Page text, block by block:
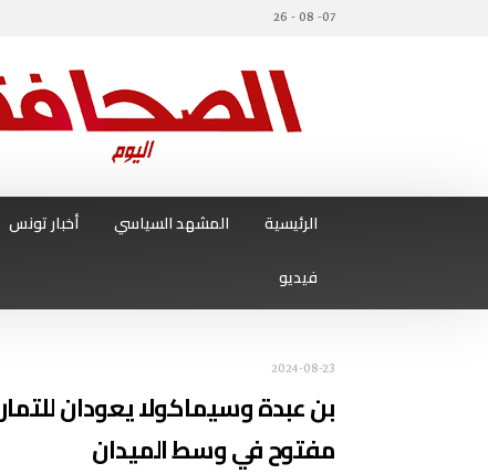
07- 08 - 26
الرئيسية المشهد السياسي أخبار تونس
فيديو
2024-08-23
بن عبدة وسيماكولا يعودان
مفتوح في وسط الميدان